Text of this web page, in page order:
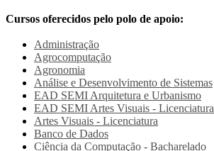
Cursos oferecidos pelo polo de apoio:
Administração
Agrocomputação
Agronomia
Análise e Desenvolvimento de Sistemas
EAD SEMI Arquitetura e Urbanismo
EAD SEMI Artes Visuais - Licenciatura
Artes Visuais - Licenciatura
Banco de Dados
Ciência da Computação - Bacharelado